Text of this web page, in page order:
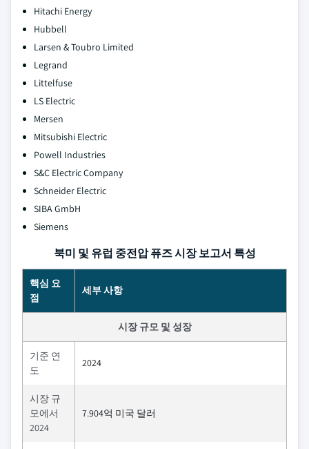
Hitachi Energy
Hubbell
Larsen & Toubro Limited
Legrand
Littelfuse
LS Electric
Mersen
Mitsubishi Electric
Powell Industries
S&C Electric Company
Schneider Electric
SIBA GmbH
Siemens
북미 및 유럽 중전압 퓨즈 시장 보고서 특성
핵심 요
점
세부 사항
시장 규모 및 성장
기준 연
도
2024
시장 규
모에서
2024
7.904억 미국 달러